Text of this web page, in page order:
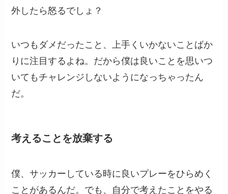
外したら怒るでしょ？
いつもダメだったこと、上手くいかないことばか
りに注目するよね。だから僕は良いことを思いつ
いてもチャレンジしないようになっちゃったん
だ。
考えることを放棄する
僕、サッカーしている時に良いプレーをひらめく
ことがあるんだ。でも、自分で考えたことをやる